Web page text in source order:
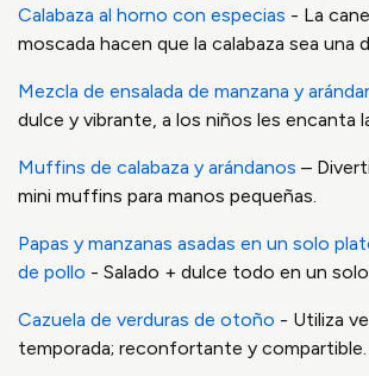
Calabaza al horno con especias - La
moscada hacen que la calabaza sea una
Mezcla de ensalada de manzana y
dulce y vibrante, a los niños les encanta
Muffins de calabaza y arándanos –
mini muffins para manos pequeñas.
Papas y manzanas asadas en un solo
de pollo - Salado + dulce todo en un
Cazuela de verduras de otoño - Utiliza
temporada; reconfortante y compartible.